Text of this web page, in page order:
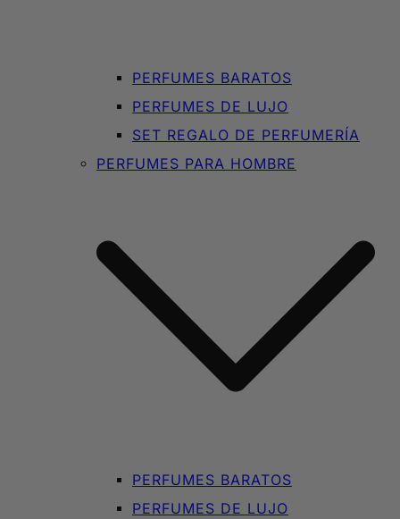
PERFUMES BARATOS
PERFUMES DE LUJO
SET REGALO DE PERFUMERÍA
PERFUMES PARA HOMBRE
PERFUMES BARATOS
PERFUMES DE LUJO